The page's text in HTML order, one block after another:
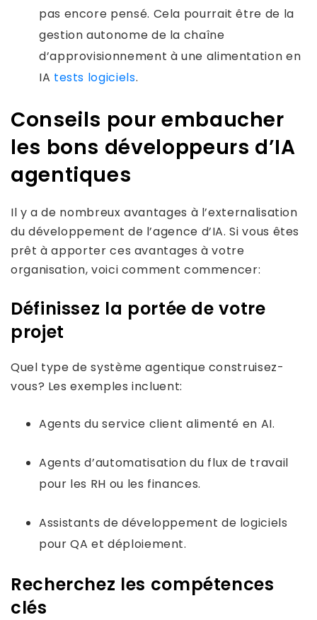
pas encore pensé. Cela pourrait être de la
gestion autonome de la chaîne
d’approvisionnement à une alimentation en
IA tests logiciels.
Conseils pour embaucher
les bons développeurs d’IA
agentiques
Il y a de nombreux avantages à l’externalisation
du développement de l’agence d’IA. Si vous êtes
prêt à apporter ces avantages à votre
organisation, voici comment commencer:
Définissez la portée de votre
projet
Quel type de système agentique construisez-
vous? Les exemples incluent:
Agents du service client alimenté en AI.
Agents d’automatisation du flux de travail
pour les RH ou les finances.
Assistants de développement de logiciels
pour QA et déploiement.
Recherchez les compétences
clés